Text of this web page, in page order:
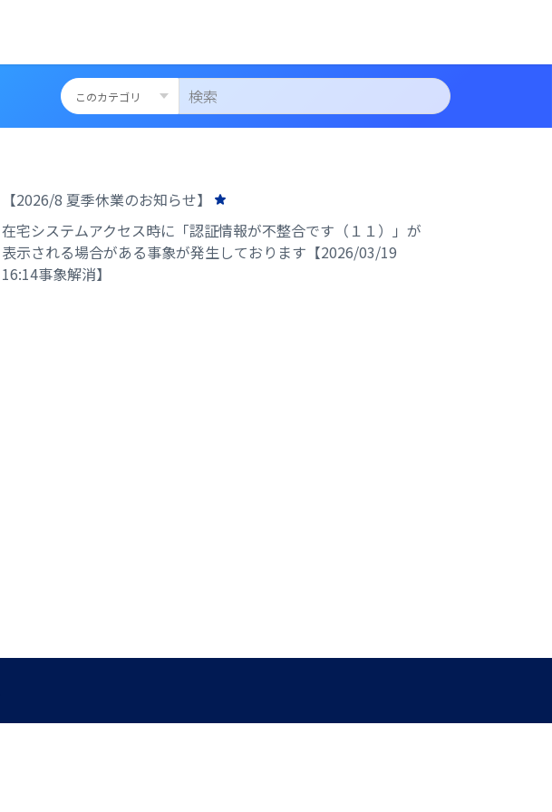
【2026/8 夏季休業のお知らせ】
在宅システムアクセス時に「認証情報が不整合です（１１）」が
表示される場合がある事象が発生しております【2026/03/19
16:14事象解消】